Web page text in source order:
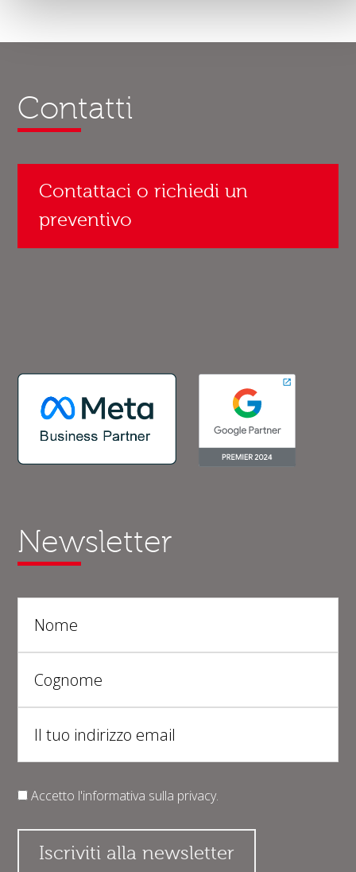
Contatti
Contattaci o richiedi un
preventivo
Newsletter
Accetto l'informativa sulla privacy.